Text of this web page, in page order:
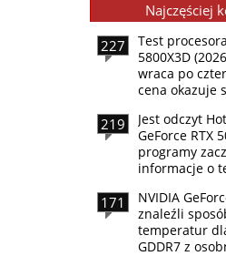
Najczęściej
227
Test
5800X3D
wraca po
cena okazuje
219
Jest odczyt
GeForce RTX
programy
informacje o
171
NVIDIA
znaleźli
temperatur
GDDR7 z